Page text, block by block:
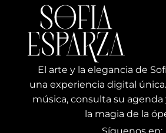
El arte y la elegancia de
una experiencia digital
música, consulta su
la magia de la